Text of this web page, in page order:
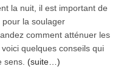
la nuit, il est important de
la soulager
comment atténuer les
quelques conseils qui
sens. (suite…)